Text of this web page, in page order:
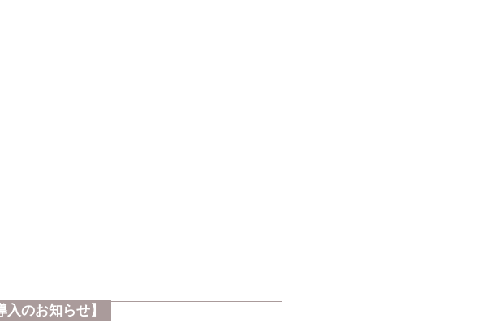
のお知らせ】